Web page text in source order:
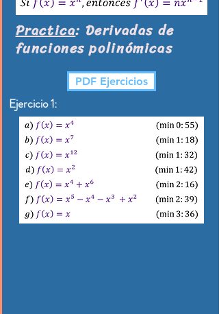
Practica: Derivadas de
funciones polinómicas​
PDF Ejercicios
Ejercicio 1: